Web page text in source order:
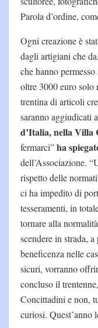
Parola d’ordine,
Ogni creazione è
dagli artigiani che
che hanno
oltre 3000 euro solo
trentina di articoli
saranno aggiudicati
d’Italia, nella Villa
fermarci”ha
dell’Associazione.
rispetto delle
ci ha impedito di
tesseramenti, in
tornare alla
scendere in strada,
beneficenza nelle
sicuri, vorranno
concluso il
Concittadini e non,
curiosi. Quest’anno